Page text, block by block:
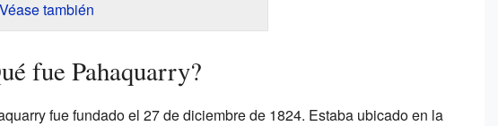
Véase también
fue Pahaquarry?
fue fundado el 27 de diciembre de 1824. Estaba ubicado en la